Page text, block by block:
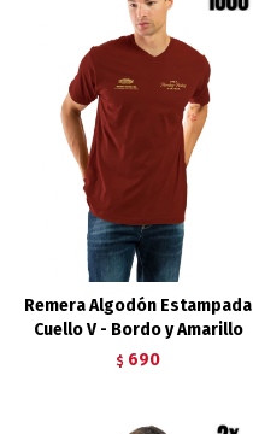
Remera Algodón Estampada
Cuello V - Bordo y Amarillo
$ 690